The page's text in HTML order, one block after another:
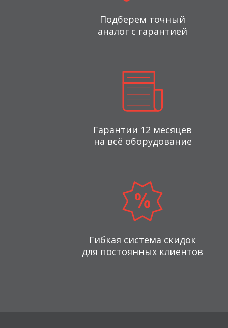
Подберем точный
аналог с гарантией
Гарантии 12 месяцев
на всё оборудование
Гибкая система скидок
для постоянных клиентов